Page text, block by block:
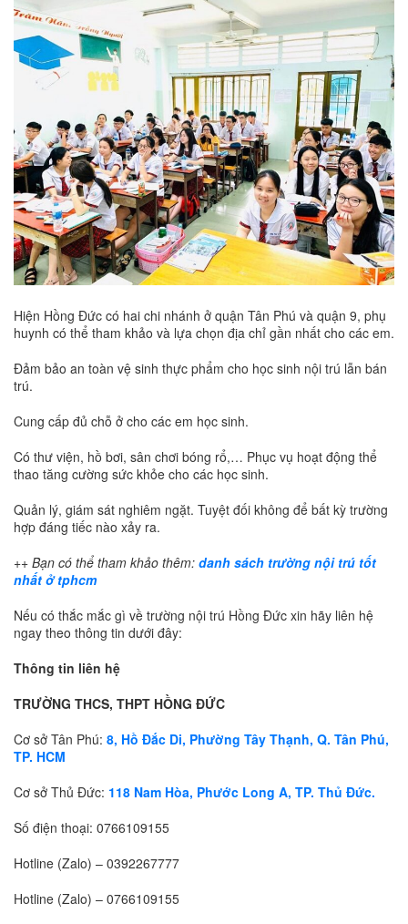
Hiện Hồng Đức có hai chi nhánh ở quận Tân Phú và quận 9, phụ
huynh có thể tham khảo và lựa chọn địa chỉ gần nhất cho các em.
Đảm bảo an toàn vệ sinh thực phẩm cho học sinh nội trú lẫn bán
trú.
Cung cấp đủ chỗ ở cho các em học sinh.
Có thư viện, hồ bơi, sân chơi bóng rổ,… Phục vụ hoạt động thể
thao tăng cường sức khỏe cho các học sinh.
Quản lý, giám sát nghiêm ngặt. Tuyệt đối không để bất kỳ trường
hợp đáng tiếc nào xảy ra.
++ Bạn có thể tham khảo thêm: danh sách trường nội trú tốt
nhất ở tphcm
Nếu có thắc mắc gì về trường nội trú Hồng Đức xin hãy liên hệ
ngay theo thông tin dưới đây:
Thông tin liên hệ
TRƯỜNG THCS, THPT HỒNG ĐỨC
Cơ sở Tân Phú: 8, Hồ Đắc Di, Phường Tây Thạnh, Q. Tân Phú,
TP. HCM
Cơ sở Thủ Đức: 118 Nam Hòa, Phước Long A, TP. Thủ Đức.
Số điện thoại: 0766109155
Hotline (Zalo) – 0392267777
Hotline (Zalo) – 0766109155